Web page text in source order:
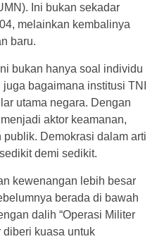
Ini bukan sekadar
melainkan kembalinya
baru.
bukan hanya soal individu
bagaimana institusi TNI
utama negara. Dengan
aktor keamanan,
Demokrasi dalam arti
demi sedikit.
kewenangan lebih besar
berada di bawah
dalih “Operasi Militer
diberi kuasa untuk